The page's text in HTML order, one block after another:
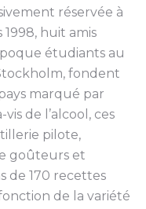
réservée à
huit amis
étudiants au
fondent
marqué par
de l’alcool, ces
pilote,
goûteurs et
de 170 recettes
de la variété